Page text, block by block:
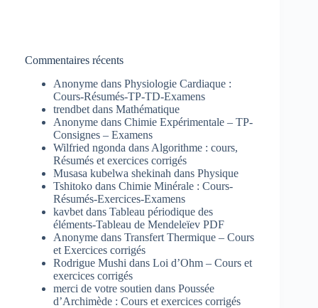
Commentaires récents
Anonyme dans Physiologie Cardiaque :
Cours-Résumés-TP-TD-Examens
trendbet dans Mathématique
Anonyme dans Chimie Expérimentale – TP-
Consignes – Examens
Wilfried ngonda dans Algorithme : cours,
Résumés et exercices corrigés
Musasa kubelwa shekinah dans Physique
Tshitoko dans Chimie Minérale : Cours-
Résumés-Exercices-Examens
kavbet dans Tableau périodique des
éléments-Tableau de Mendeleïev PDF
Anonyme dans Transfert Thermique – Cours
et Exercices corrigés
Rodrigue Mushi dans Loi d’Ohm – Cours et
exercices corrigés
merci de votre soutien dans Poussée
d’Archimède : Cours et exercices corrigés